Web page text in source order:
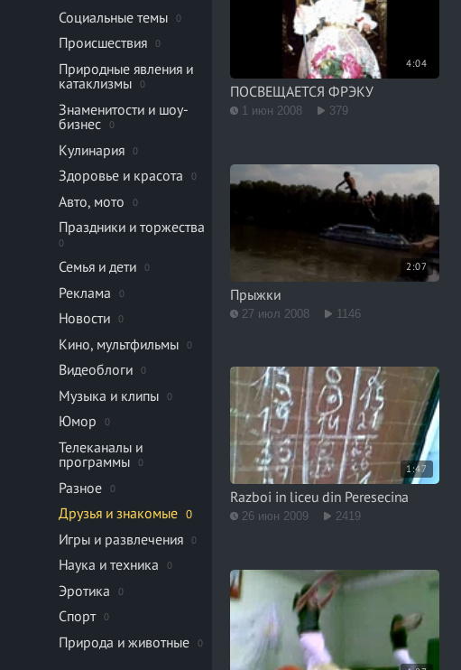
Социальные темы 0
Происшествия 0
Природные явления и
катаклизмы
0
Знаменитости и шоу-
бизнес
0
Кулинария 0
Здоровье и красота 0
Авто, мото 0
Праздники и торжества
0
Семья и дети 0
Реклама 0
Новости 0
Кино, мультфильмы 0
Видеоблоги 0
Музыка и клипы 0
Юмор 0
Телеканалы и
программы
0
Разное 0
Друзья и знакомые 0
Игры и развлечения 0
Наука и техника 0
Эротика 0
Спорт 0
Природа и животные 0
4:04
ПОСВЕЩАЕТСЯ ФРЭКУ
1 июн 2008 379
2:07
Прыжки
27 июл 2008 1146
1:47
Razboi in liceu din Peresecina
26 июн 2009 2419